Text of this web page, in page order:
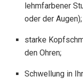
lehmfarbener
oder der Augen);
starke
den Ohren;
Schwellung in